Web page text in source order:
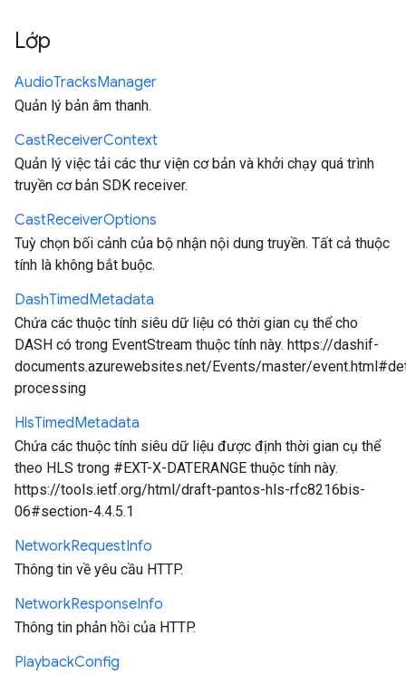
Lớp
AudioTracksManager
Quản lý bản âm thanh.
CastReceiverContext
Quản lý việc tải các thư viện cơ bản và khởi chạy quá trình
truyền cơ bản SDK receiver.
CastReceiverOptions
Tuỳ chọn bối cảnh của bộ nhận nội dung truyền. Tất cả thuộc
tính là không bắt buộc.
DashTimedMetadata
Chứa các thuộc tính siêu dữ liệu có thời gian cụ thể cho
DASH có trong EventStream thuộc tính này. https://dashif-
documents.azurewebsites.net/Events/master/
processing
HlsTimedMetadata
Chứa các thuộc tính siêu dữ liệu được định thời gian cụ thể
theo HLS trong #EXT-X-DATERANGE thuộc tính này.
https://tools.ietf.org/html/draft-pantos-hls-rfc8216bis-
06#section-4.4.5.1
NetworkRequestInfo
Thông tin về yêu cầu HTTP.
NetworkResponseInfo
Thông tin phản hồi của HTTP.
PlaybackConfig